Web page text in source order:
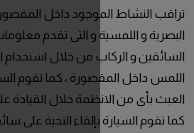
داخل المقصورة بناء على المثيرات
و التى تقدم معلومات اساسية عن
من خلال استخدام الضوء و الصوت و
، كما تقوم السيارة بالتأكيد على
خلال القيادة على وضع التحكم
التحية على سائقها من الامام و